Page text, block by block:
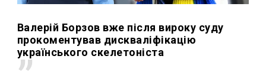
Валерій Борзов вже після вироку суду
прокоментував дискваліфікацію
українського скелетоніста